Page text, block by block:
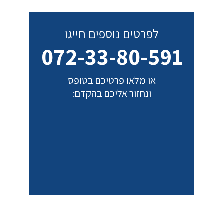
לפרטים נוספים חייגו
072-33-80-591
או מלאו פרטיכם בטופס
ונחזור אליכם בהקדם: